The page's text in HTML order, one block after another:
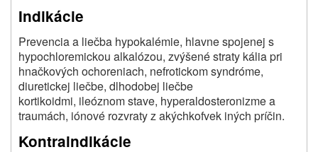
Indikácie
Prevencia a liečba hypokalémie, hlavne spojenej s
hypochloremickou alkalózou, zvýšené straty kália pri
hnačkových ochoreniach, nefrotickom syndróme,
diuretickej liečbe, dlhodobej liečbe
kortikoidmi, ileóznom stave, hyperaldosteronizme a
traumách, iónové rozvraty z akýchkofvek iných príčin.
Kontraindikácie